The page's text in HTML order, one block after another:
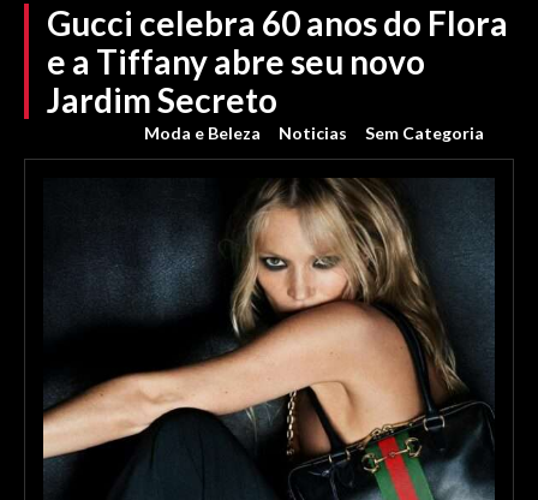
Gucci celebra 60 anos do Flora
e a Tiffany abre seu novo
Jardim Secreto
Moda e Beleza Noticias Sem Categoria